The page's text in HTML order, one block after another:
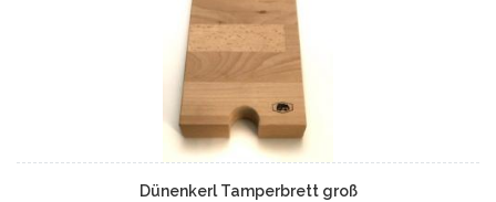
Dünenkerl Tamperbrett groß